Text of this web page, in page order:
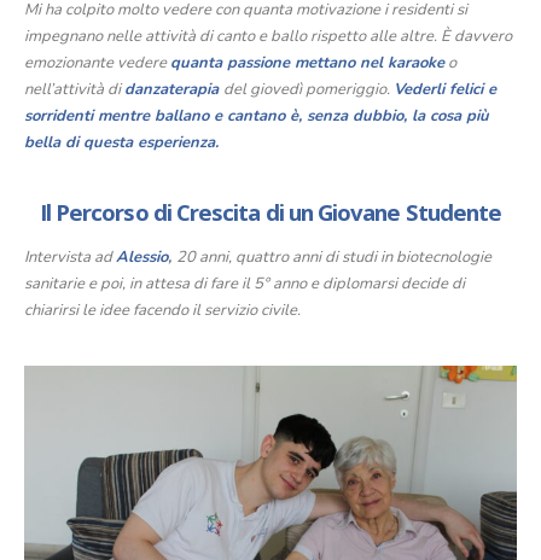
Mi ha colpito molto vedere con quanta motivazione i residenti si
impegnano nelle attività di canto e ballo rispetto alle altre. È davvero
emozionante vederequanta passione mettano nel karaokeo
nell’attività didanzaterapia del giovedì pomeriggio. Vederli felici e
sorridenti mentre ballano e cantano è, senza dubbio, la cosa più
bella di questa esperienza.
Il Percorso di Crescita di un Giovane Studente
Intervista adAlessio, 20 anni, quattro anni di studi in biotecnologie
sanitarie e poi, in attesa di fare il 5° anno e diplomarsi decide di
chiarirsi le idee facendo il servizio civile.